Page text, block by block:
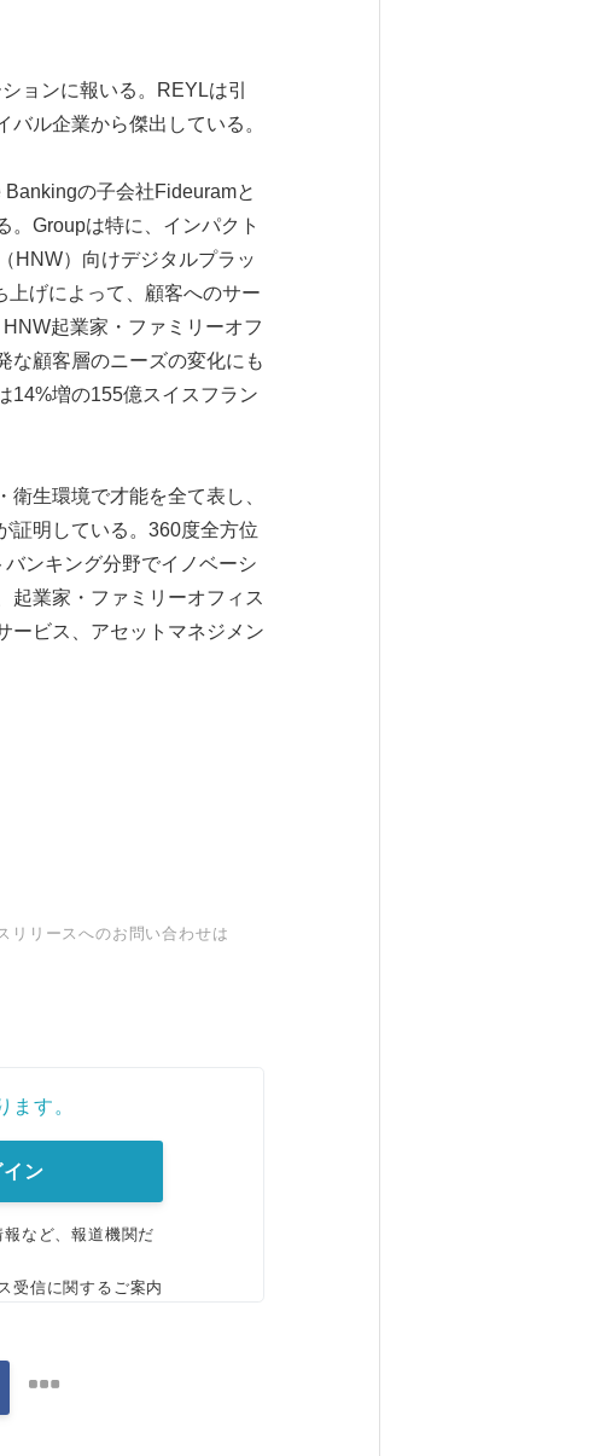
ョンに報いる。REYLは引
ル企業から傑出している。
の子会社Fideuramと
。Groupは特に、インパクト
HNW）向けデジタルプラッ
上げによって、顧客へのサー
起業家・ファミリーオフ
な顧客層のニーズの変化にも
14%増の155億スイスフラン
生環境で才能を全て表し、
証明している。360度全方位
ンキング分野でイノベーシ
起業家・ファミリーオフィス
ービス、‎アセットマネジメン
リリースへのお問い合わせは
ます。
イン
など、報道機関だ
受信に関するご案内